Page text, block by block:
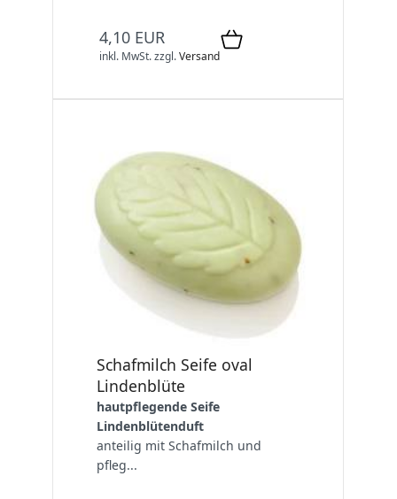
4,10 EUR
inkl. MwSt.zzgl.Versand
Schafmilch Seife oval
Lindenblüte
hautpflegende Seife
Lindenblütenduft
anteilig mit Schafmilch und
pfleg...